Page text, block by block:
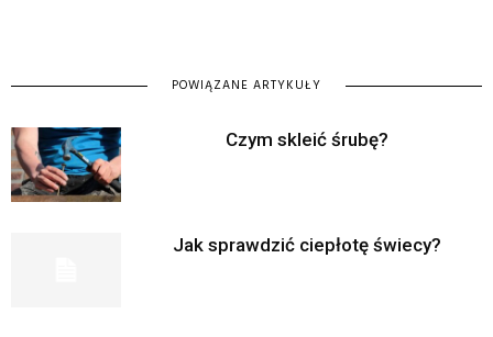
POWIĄZANE ARTYKUŁY
Czym skleić śrubę?
Jak sprawdzić ciepłotę świecy?